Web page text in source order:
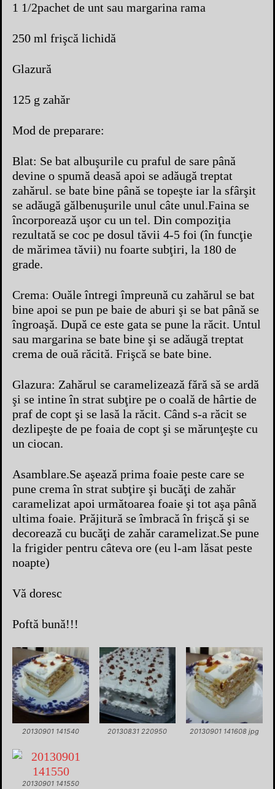
1 1/2pachet de unt sau margarina rama
250 ml frişcă lichidă
Glazură
125 g zahăr
Mod de preparare:
Blat: Se bat albuşurile cu praful de sare până
devine o spumă deasă apoi se adăugă treptat
zahărul. se bate bine până se topeşte iar la sfârşit
se adăugă gălbenuşurile unul câte unul.Faina se
încorporează uşor cu un tel. Din compoziţia
rezultată se coc pe dosul tăvii 4-5 foi (în funcţie
de mărimea tăvii) nu foarte subţiri, la 180 de
grade.
Crema: Ouăle întregi împreună cu zahărul se bat
bine apoi se pun pe baie de aburi şi se bat până se
îngroaşă. După ce este gata se pune la răcit. Untul
sau margarina se bate bine şi se adăugă treptat
crema de ouă răcită. Frişcă se bate bine.
Glazura: Zahărul se caramelizează fără să se ardă
şi se intine în strat subţire pe o coală de hârtie de
praf de copt şi se lasă la răcit. Când s-a răcit se
dezlipeşte de pe foaia de copt şi se mărunţeşte cu
un ciocan.
Asamblare.Se aşează prima foaie peste care se
pune crema în strat subţire şi bucăţi de zahăr
caramelizat apoi următoarea foaie şi tot aşa până
ultima foaie. Prăjitură se îmbracă în frişcă şi se
decorează cu bucăţi de zahăr caramelizat.Se pune
la frigider pentru câteva ore (eu l-am lăsat peste
noapte)
Vă doresc
Poftă bună!!!
20130901 141540 20130831 220950 20130901 141608 jpg
20130901 141550